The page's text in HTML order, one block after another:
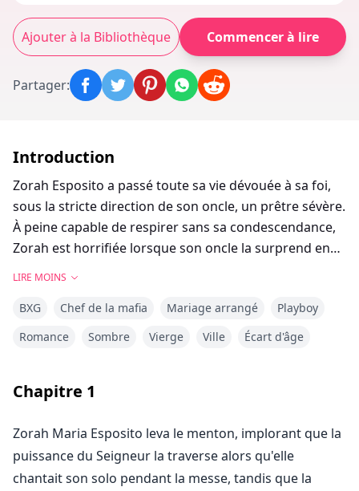
Ajouter à la Bibliothèque Commencer à lire
Partager:
Introduction
Zorah Esposito a passé toute sa vie dévouée à sa foi,
sous la stricte direction de son oncle, un prêtre sévère.
À peine capable de respirer sans sa condescendance,
Zorah est horrifiée lorsque son oncle la surprend en
elle se sent immédiatement piégée et trahie, et sa foi
en est ébranlée.
mal, Icaro Lucchesi prend un immense plaisir à faire
que l'homme peut imaginer, il l'a déjà réalisée au
moins une fois dans sa vie, mais maintenant il veut
tout faire avec elle.
LIRE MOINS
BXG Chef de la mafia Mariage arrangé
Playboy
Romance
Sombre Vierge Ville Écart d'âge
Chapitre 1
Zorah Maria Esposito leva le menton, implorant que la
puissance du Seigneur la traverse alors qu'elle
chantait son solo pendant la messe, tandis que la